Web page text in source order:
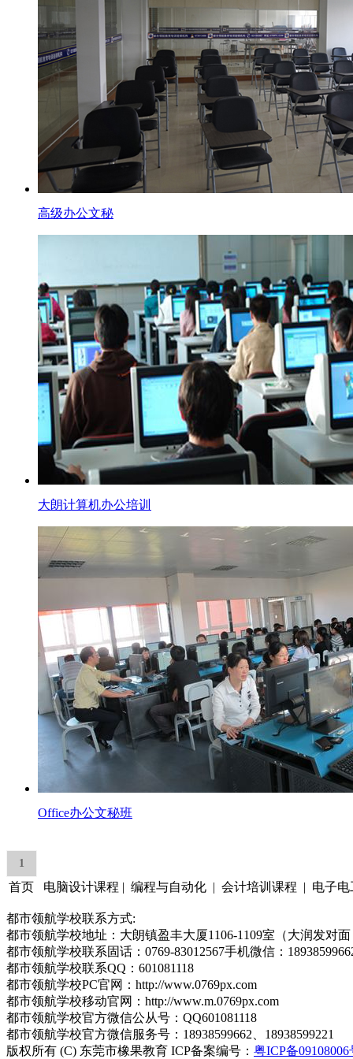
高级办公文秘
大朗计算机办公培训
Office办公文秘班
1
首页 电脑设计课程 | 编程与自动化 | 会计培训课程 | 电子电
都市领航学校联系方式:
都市领航学校地址：大朗镇盈丰大厦1106-1109室（大润发对
都市领航学校联系固话：0769-83012567手机微信：
都市领航学校联系QQ：601081118
都市领航学校PC官网：http://www.0769px.com
都市领航学校移动官网：http://www.m.0769px.com
都市领航学校官方微信公从号：QQ601081118
都市领航学校官方微信服务号：18938599662、18938599221
版权所有 (C) 东莞市橡果教育 ICP备案编号： 粤ICP备09108006